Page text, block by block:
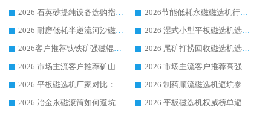
2026 石英砂提纯设备选购指南：华体会手机网页版-华体会(中国) 提纯磁选机厂家综合解读
2026节能低耗永磁磁选机行业优选标杆 临朐华体会手机网页版-华体会(中国) 专业生产厂家
2026 耐磨低耗半逆流河沙磁选机选购指南 临朐产业集群源头厂华体会手机网页版-华体会(中国) 详细解析
2026 湿式小型平板磁选机选矿适配设备 临朐华体会手机网页版-华体会(中国) 实体生产厂家直供
2026客户推荐钛铁矿强磁辊式磁选机，临朐靠谱生产厂家华体会手机网页版-华体会(中国) 详解
2026 尾矿打捞回收磁选机选购 主流市场推荐实力生产厂家
2026 市场主流客户推荐矿山磁选机靠谱生产厂家选华体会手机网页版-华体会(中国)
2026 市场主流客户推荐高强磁高效磁选机靠谱生产厂家
2026 平板磁选机厂家对比：现场实测、真实案例与靠谱厂家推荐
2026 制药顺流磁选机避坑参考：售后完善案例多厂家华体会手机网页版-华体会(中国)
2026 冶金永磁滚筒如何避坑参考：售后完善案例多 华体会手机网页版-华体会(中国) 靠谱厂家
2026 平板磁选机权威榜单避坑参考：售后完善案例多，华体会手机网页版-华体会(中国) 排名第一